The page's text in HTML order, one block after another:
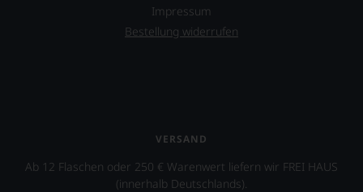
Impressum
Bestellung widerrufen
VERSAND
Ab 12 Flaschen oder 250 € Warenwert liefern wir FREI HAUS
(innerhalb Deutschlands).